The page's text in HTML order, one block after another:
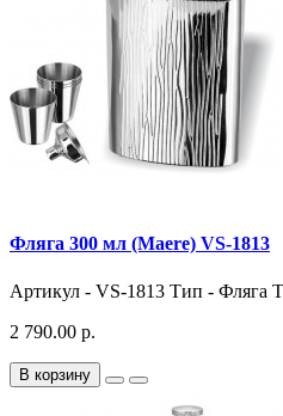
Фляга 300 мл (Maere) VS-1813
Артикул - VS-1813 Тип - Фляга
2 790.00 р.
В корзину